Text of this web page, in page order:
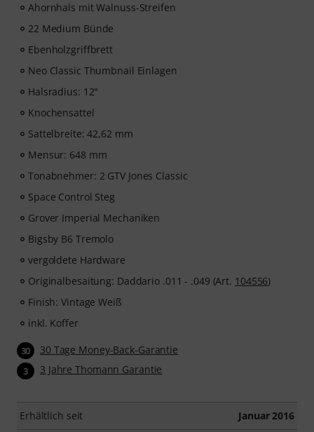
Ahornhals mit Walnuss-Streifen
22 Medium Bünde
Ebenholzgriffbrett
Neo Classic Thumbnail Einlagen
Halsradius: 12"
Knochensattel
Sattelbreite: 42,62 mm
Mensur: 648 mm
Tonabnehmer: 2 GTV Jones Classic
Space Control Steg
Grover Imperial Mechaniken
Bigsby B6 Tremolo
vergoldete Hardware
Originalbesaitung: Daddario .011 - .049 (Art. 104556)
Finish: Vintage Weiß
inkl. Koffer
30 30 Tage Money-Back-Garantie
3 3 Jahre Thomann Garantie
Erhältlich seit Januar 2016